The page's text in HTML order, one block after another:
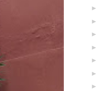
►
►
►
►
►
►
►